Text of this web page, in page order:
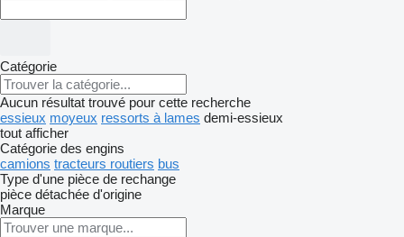
Catégorie
Aucun résultat trouvé pour cette recherche
essieux moyeux ressorts à lames demi-essieux
tout afficher
Catégorie des engins
camions tracteurs routiers bus
Type d'une pièce de rechange
pièce détachée d'origine
Marque